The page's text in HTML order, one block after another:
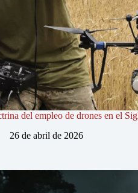
del empleo de drones en el
26 de abril de 2026